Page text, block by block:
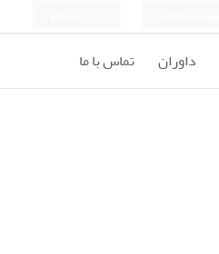
داوران تماس با ما